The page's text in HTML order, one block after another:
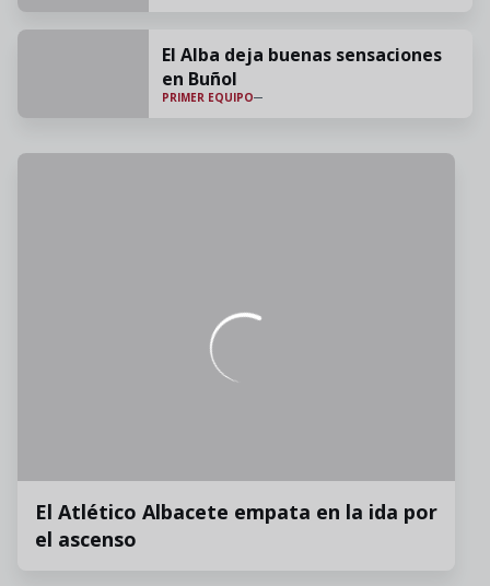
El Alba deja buenas sensaciones
en Buñol
PRIMER EQUIPO
El Atlético Albacete empata en la ida por
el ascenso